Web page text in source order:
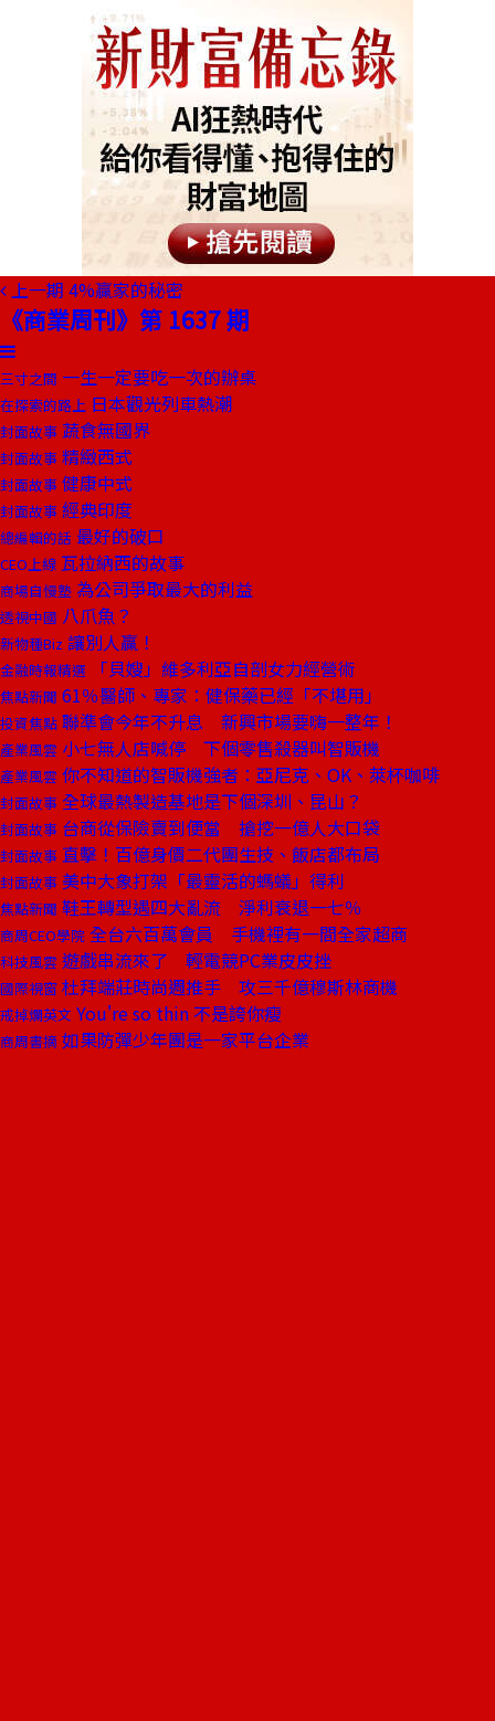
上一期 4%贏家的秘密
《商業周刊》第 1637 期
三寸之間 一生一定要吃一次的辦桌
在探索的路上 日本觀光列車熱潮
封面故事 蔬食無國界
封面故事 精緻西式
封面故事 健康中式
封面故事 經典印度
總編輯的話 最好的破口
CEO上線 瓦拉納西的故事
商場自慢塾 為公司爭取最大的利益
透視中國 八爪魚？
新物種Biz 讓別人贏！
金融時報精選 「貝嫂」維多利亞自剖女力經營術
焦點新聞 61％醫師、專家：健保藥已經「不堪用」
投資焦點 聯準會今年不升息 新興市場要嗨一整年！
產業風雲 小七無人店喊停 下個零售殺器叫智販機
產業風雲 你不知道的智販機強者：亞尼克、OK、萊杯咖啡
封面故事 全球最熱製造基地是下個深圳、昆山？
封面故事 台商從保險賣到便當 搶挖一億人大口袋
封面故事 直擊！百億身價二代團生技、飯店都布局
封面故事 美中大象打架「最靈活的螞蟻」得利
焦點新聞 鞋王轉型遇四大亂流 淨利衰退一七％
商周CEO學院 全台六百萬會員 手機裡有一間全家超商
科技風雲 遊戲串流來了 輕電競PC業皮皮挫
國際視窗 杜拜端莊時尚週推手 攻三千億穆斯林商機
戒掉爛英文 You're so thin 不是誇你瘦
商周書摘 如果防彈少年團是一家平台企業